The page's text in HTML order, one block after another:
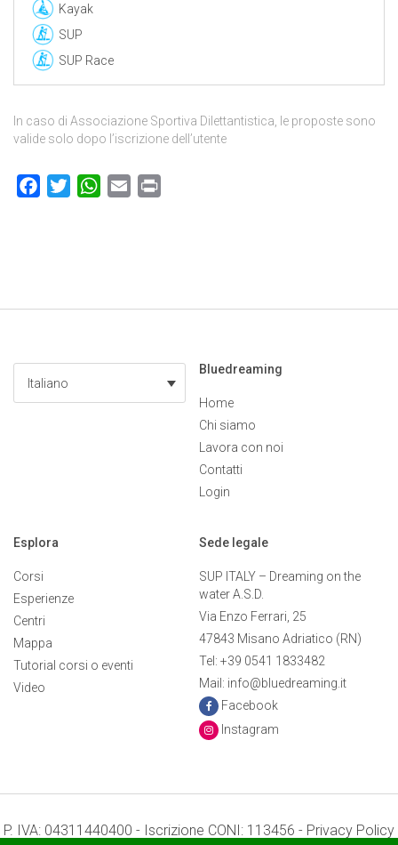
Kayak
SUP
SUP Race
In caso di Associazione Sportiva Dilettantistica, le proposte sono
valide solo dopo l’iscrizione dell’utente
FacebookTwitterWhatsApp
Email
Italiano
Bluedreaming
Home
Chi siamo
Lavora con noi
Contatti
Login
Esplora
Corsi
Esperienze
Centri
Mappa
Tutorial corsi o eventi
Video
Sede legale
SUP ITALY – Dreaming on the
water A.S.D.
Via Enzo Ferrari, 25
47843 Misano Adriatico (RN)
Tel: +39 0541 1833482
Mail: info@bluedreaming.it
Facebook
Instagram
P. IVA: 04311440400 - Iscrizione CONI: 113456 - Privacy Policy